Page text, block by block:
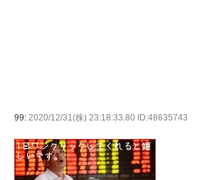
99: 2020/12/31(株) 23:18:33.80 ID:48635743